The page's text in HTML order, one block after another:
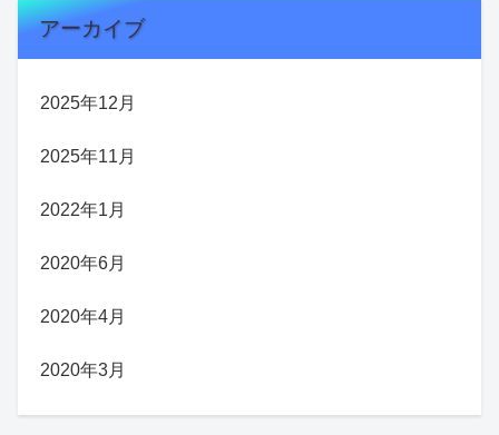
アーカイブ
2025年12月
2025年11月
2022年1月
2020年6月
2020年4月
2020年3月